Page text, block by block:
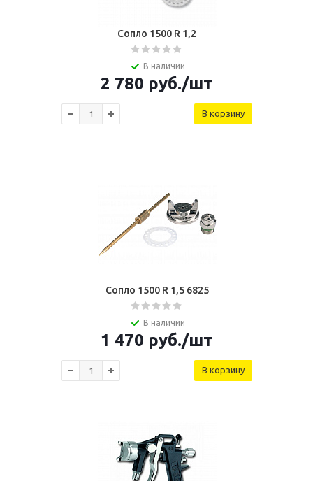
Сопло 1500 R 1,2
В наличии
2 780 руб./шт
В корзину
Сопло 1500 R 1,5 6825
В наличии
1 470 руб./шт
В корзину